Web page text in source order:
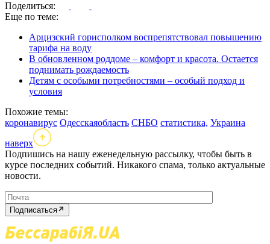
Поделиться:
Еще по теме:
Арцизский горисполком воспрепятствовал повышению
тарифа на воду
В обновленном роддоме – комфорт и красота. Остается
поднимать рождаемость
Детям с особыми потребностями – особый подход и
условия
Похожие темы:
коронавирус Одесскаяобласть СНБО статистика, Украина
наверх
Подпишись на нашу еженедельную рассылку, чтобы быть в
курсе последних событий. Никакого спама, только актуальные
новости.
Подписаться